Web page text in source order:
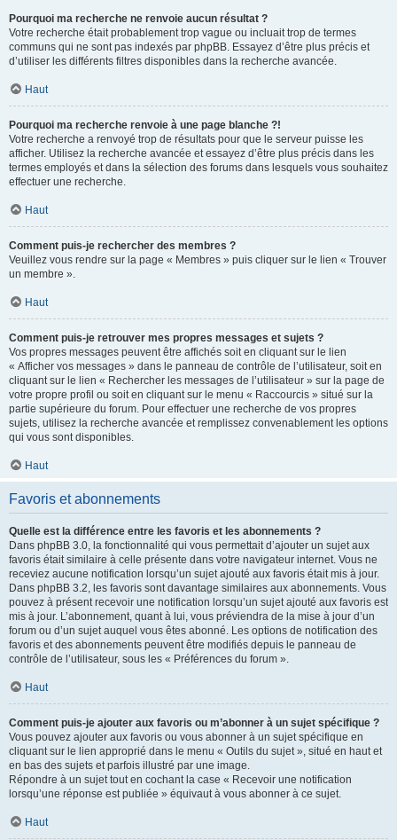
Pourquoi ma recherche ne renvoie aucun résultat ?
Votre recherche était probablement trop vague ou incluait trop de termes
communs qui ne sont pas indexés par phpBB. Essayez d’être plus précis et
d’utiliser les différents filtres disponibles dans la recherche avancée.
Haut
Pourquoi ma recherche renvoie à une page blanche ?!
Votre recherche a renvoyé trop de résultats pour que le serveur puisse les
afficher. Utilisez la recherche avancée et essayez d’être plus précis dans les
termes employés et dans la sélection des forums dans lesquels vous souhaitez
effectuer une recherche.
Haut
Comment puis-je rechercher des membres ?
Veuillez vous rendre sur la page « Membres » puis cliquer sur le lien « Trouver
un membre ».
Haut
Comment puis-je retrouver mes propres messages et sujets ?
Vos propres messages peuvent être affichés soit en cliquant sur le lien
« Afficher vos messages » dans le panneau de contrôle de l’utilisateur, soit en
cliquant sur le lien « Rechercher les messages de l’utilisateur » sur la page de
votre propre profil ou soit en cliquant sur le menu « Raccourcis » situé sur la
partie supérieure du forum. Pour effectuer une recherche de vos propres
sujets, utilisez la recherche avancée et remplissez convenablement les options
qui vous sont disponibles.
Haut
Favoris et abonnements
Quelle est la différence entre les favoris et les abonnements ?
Dans phpBB 3.0, la fonctionnalité qui vous permettait d’ajouter un sujet aux
favoris était similaire à celle présente dans votre navigateur internet. Vous ne
receviez aucune notification lorsqu’un sujet ajouté aux favoris était mis à jour.
Dans phpBB 3.2, les favoris sont davantage similaires aux abonnements. Vous
pouvez à présent recevoir une notification lorsqu’un sujet ajouté aux favoris est
mis à jour. L’abonnement, quant à lui, vous préviendra de la mise à jour d’un
forum ou d’un sujet auquel vous êtes abonné. Les options de notification des
favoris et des abonnements peuvent être modifiés depuis le panneau de
contrôle de l’utilisateur, sous les « Préférences du forum ».
Haut
Comment puis-je ajouter aux favoris ou m’abonner à un sujet spécifique ?
Vous pouvez ajouter aux favoris ou vous abonner à un sujet spécifique en
cliquant sur le lien approprié dans le menu « Outils du sujet », situé en haut et
en bas des sujets et parfois illustré par une image.
Répondre à un sujet tout en cochant la case « Recevoir une notification
lorsqu’une réponse est publiée » équivaut à vous abonner à ce sujet.
Haut